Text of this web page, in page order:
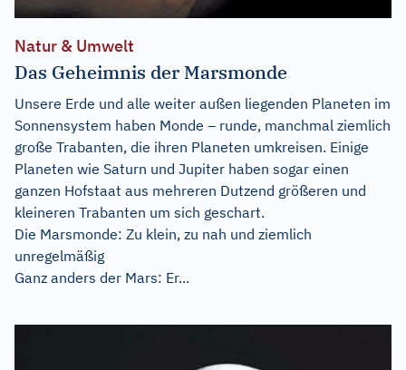
Natur & Umwelt
Das Geheimnis der Marsmonde
Unsere Erde und alle weiter außen liegenden Planeten im
Sonnensystem haben Monde – runde, manchmal ziemlich
große Trabanten, die ihren Planeten umkreisen. Einige
Planeten wie Saturn und Jupiter haben sogar einen
ganzen Hofstaat aus mehreren Dutzend größeren und
kleineren Trabanten um sich geschart.
Die Marsmonde: Zu klein, zu nah und ziemlich
unregelmäßig
Ganz anders der Mars: Er...